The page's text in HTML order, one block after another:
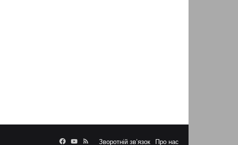
Зворотній зв’язок Про нас
FacebookYouTube
RSS